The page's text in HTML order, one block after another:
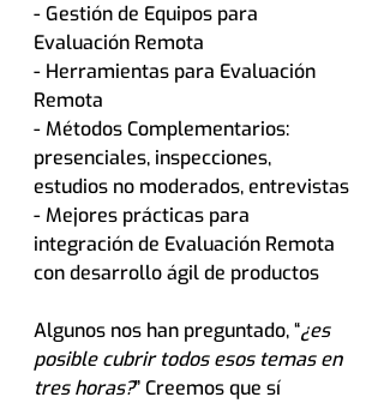
- Gestión de Equipos para
Evaluación Remota
- Herramientas para Evaluación
Remota
- Métodos Complementarios:
presenciales, inspecciones,
estudios no moderados, entrevistas
- Mejores prácticas para
integración de Evaluación Remota
con desarrollo ágil de productos
Algunos nos han preguntado, “¿es
posible cubrir todos esos temas en
tres horas?” Creemos que sí